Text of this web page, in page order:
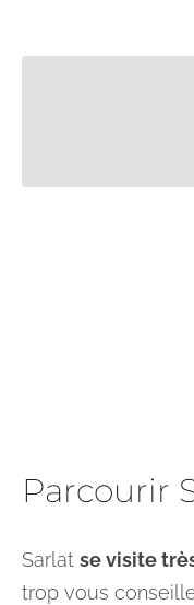
Parcourir
Sarlat se visite
trop vous